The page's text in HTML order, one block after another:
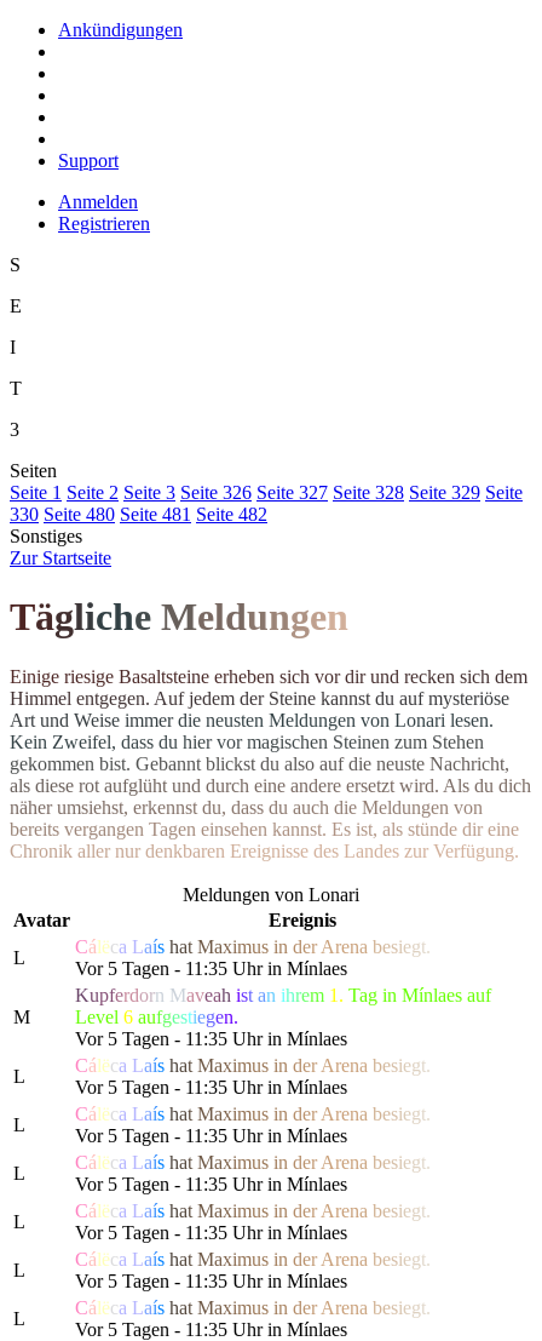
Ankündigungen
Support
Anmelden
Registrieren
S
E
I
T
3
Seiten
Seite 1 Seite 2 Seite 3 Seite 326 Seite 327 Seite 328 Seite 329 Seite
330 Seite 480 Seite 481 Seite 482
Sonstiges
Zur Startseite
Tägliche Meldungen
Einige riesige Basaltsteine erheben sich vor dir und recken sich dem
Himmel entgegen. Auf jedem der Steine kannst du auf mysteriöse
Art und Weise immer die neusten Meldungen von Lonari lesen.
Kein Zweifel, dass du hier vor magischen Steinen zum Stehen
gekommen bist. Gebannt blickst du also auf die neuste Nachricht,
als diese rot aufglüht und durch eine andere ersetzt wird. Als du dich
näher umsiehst, erkennst du, dass du auch die Meldungen von
bereits vergangen Tagen einsehen kannst. Es ist, als stünde dir eine
Chronik aller nur denkbaren Ereignisse des Landes zur Verfügung.
Meldungen von Lonari
Avatar
Ereignis
L
Cálëca Laís hat Maximus in derArena besiegt.
Vor 5 Tagen - 11:35 Uhr in Mínlaes
M
Kupferdorn Maveah ist an ihrem 1. Tag in Mínlaes auf
Level 6 aufgestiegen.
Vor 5 Tagen - 11:35 Uhr in Mínlaes
L
Cálëca Laís hat Maximus in derArena besiegt.
Vor 5 Tagen - 11:35 Uhr in Mínlaes
L
Cálëca Laís hat Maximus in derArena besiegt.
Vor 5 Tagen - 11:35 Uhr in Mínlaes
L
Cálëca Laís hat Maximus in derArena besiegt.
Vor 5 Tagen - 11:35 Uhr in Mínlaes
L
Cálëca Laís hat Maximus in derArena besiegt.
Vor 5 Tagen - 11:35 Uhr in Mínlaes
L
Cálëca Laís hat Maximus in derArena besiegt.
Vor 5 Tagen - 11:35 Uhr in Mínlaes
L
Cálëca Laís hat Maximus in derArena besiegt.
Vor 5 Tagen - 11:35 Uhr in Mínlaes